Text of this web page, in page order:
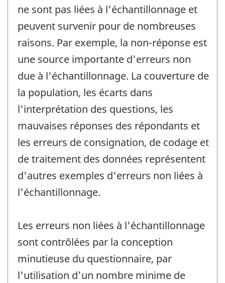
ne sont pas liées à l'échantillonnage et
peuvent survenir pour de nombreuses
raisons. Par exemple, la non-réponse est
une source importante d'erreurs non
due à l'échantillonnage. La couverture de
la population, les écarts dans
l'interprétation des questions, les
mauvaises réponses des répondants et
les erreurs de consignation, de codage et
de traitement des données représentent
d'autres exemples d'erreurs non liées à
l'échantillonnage.
Les erreurs non liées à l'échantillonnage
sont contrôlées par la conception
minutieuse du questionnaire, par
l'utilisation d'un nombre minime de